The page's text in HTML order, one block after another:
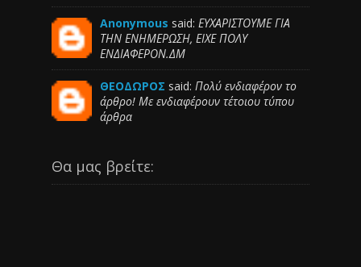
Anonymous said: ΕΥΧΑΡΙΣΤΟΥΜΕ ΓΙΑ
ΤΗΝ ΕΝΗΜΕΡΩΣΗ, ΕΙΧΕ ΠΟΛΥ
ΕΝΔΙΑΦΕΡΟΝ.ΔΜ
ΘΕΟΔΩΡΟΣ said: Πολύ ενδιαφέρον το
άρθρο! Με ενδιαφέρουν τέτοιου τύπου
άρθρα
Θα μας βρείτε: